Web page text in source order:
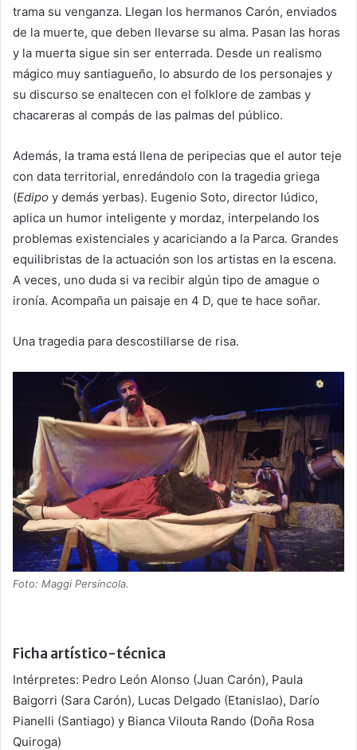
trama su venganza. Llegan los hermanos Carón, enviados
de la muerte, que deben llevarse su alma. Pasan las horas
y la muerta sigue sin ser enterrada. Desde un realismo
mágico muy santiagueño, lo absurdo de los personajes y
su discurso se enaltecen con el folklore de zambas y
chacareras al compás de las palmas del público.
Además, la trama está llena de peripecias que el autor teje
con data territorial, enredándolo con la tragedia griega
(Edipo y demás yerbas). Eugenio Soto, director lúdico,
aplica un humor inteligente y mordaz, interpelando los
problemas existenciales y acariciando a la Parca. Grandes
equilibristas de la actuación son los artistas en la escena.
A veces, uno duda si va recibir algún tipo de amague o
ironía. Acompaña un paisaje en 4 D, que te hace soñar.
Una tragedia para descostillarse de risa.
Foto: Maggi Persíncola.
Ficha artístico-técnica
Intérpretes: Pedro León Alonso (Juan Carón), Paula
Baigorri (Sara Carón), Lucas Delgado (Etanislao), Darío
Pianelli (Santiago) y Bianca Vilouta Rando (Doña Rosa
Quiroga)